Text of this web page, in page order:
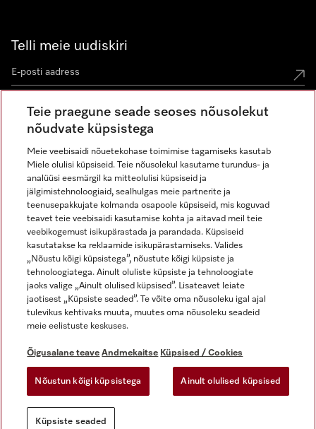
Telli meie uudiskiri
Õigusalane teave
Üldtingimused
Andmekaitse
Kasutustingimused
Digiteenuste seadus
Küpsiste seaded
Miele Instagramis
Miele Facebookis
Miele Youtube'is
Teie praegune seade seoses nõusolekut
nõudvate küpsistega
Meie veebisaidi nõuetekohase toimimise tagamiseks kasutab
Miele olulisi küpsiseid. Teie nõusolekul kasutame turundus- ja
analüüsi eesmärgil ka mitteolulisi küpsiseid ja
jälgimistehnoloogiaid, sealhulgas meie partnerite ja
teenusepakkujate kolmanda osapoole küpsiseid, mis koguvad
teavet teie veebisaidi kasutamise kohta ja aitavad meil teie
veebikogemust isikupärastada ja parandada. Küpsiseid
kasutatakse ka reklaamide isikupärastamiseks. Valides
„Nõustu kõigi küpsistega”, nõustute kõigi küpsiste ja
tehnoloogiatega. Ainult oluliste küpsiste ja tehnoloogiate
jaoks valige „Ainult olulised küpsised”. Lisateavet leiate
jaotisest „Küpsiste seaded”. Te võite oma nõusoleku igal ajal
tulevikus kehtivaks muuta, muutes oma nõusoleku seadeid
meie eelistuste keskuses.
Õigusalane teave Andmekaitse Küpsised / Cookies
Nõustun kõigi küpsistega Ainult olulised küpsised
Küpsiste seaded